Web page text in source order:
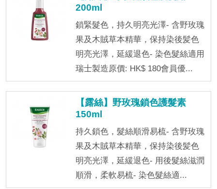
200ml
鎖緊髮色，持久明亮光澤- 含野玫瑰
果及木賊草本精華，保持染後髪色
明亮光澤，延緩退色- 染色髮絲適用
瑞士製造原價: HK$ 180會員優...
【露絲】野玫瑰鎖色護髮素
150ml
持久鎖色，髮絲順滑易梳- 含野玫瑰
果及木賊草本精華，保持染後髪色
明亮光澤，延緩退色- 用後髮絲滋潤
順滑，柔軟易梳- 染色髮絲適...